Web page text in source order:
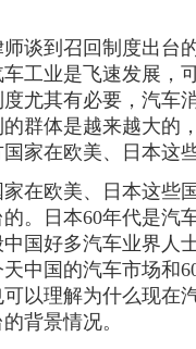
师谈到召回制度出台
工业是飞速发展，
尤其有必要，汽车
群体是越来越大的
家在欧美、日本这
欧美、日本这些
。日本60年代是汽
国好多汽车业界人
中国的汽车市场和
以理解为什么现在
背景情况。